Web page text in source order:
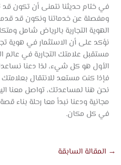
في ختام حديثنا نتمنى أن تكون
ومفصلة عن خدماتنا ونكون قد
الهوية التجارية بالرياض شامل
نؤكد على أن الاستثمار في هوية
مستقبل علامتك التجارية في عالم
الأول هو كل شيء، لذا دعنا
فإذا كنت مستعد للانتقال بعلامتك
نحن هنا لمساعدتك، تواصل معنا
مجانية ودعنا نبدأ معا رحلة بناء
في كل مكان.
→ المقالة السابقة